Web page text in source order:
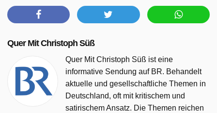
digitale Gewalt "zügig umsetzen". Und zur gleichen Zeit
müssen Frauenhäuser um ihr Fortbestehen bangen. Denn
Rechtsanspruch auf Schutz und Beratung für betroffene
Frauen und ihre Kinder formuliert, verzetteln sich
Kommunen, Länder und Bund in einem
Finanzierungsstreit. Für die Ewigkeit: Das Grab, das man
nicht mehr loswird Ein Rentnerehepaar aus Flintsbach am
Inn bei Rosenheim möchte gerne dort beerdigt werden, wo
Quer Mit Christoph Süß
Quer Mit Christoph Süß ist eine
informative Sendung auf BR. Behandelt
aktuelle und gesellschaftliche Themen in
Deutschland, oft mit kritischem und
satirischem Ansatz. Die Themen reichen